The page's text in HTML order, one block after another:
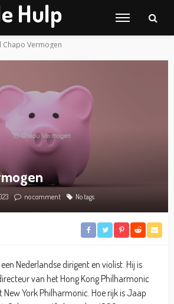
Hulp
Chapo Vermogen
no comment No tags
Nederlandse dirigent en violist. Hij is
van het Hong Kong Philharmonic
New York Philharmonic. Hoe rijk is Jaap